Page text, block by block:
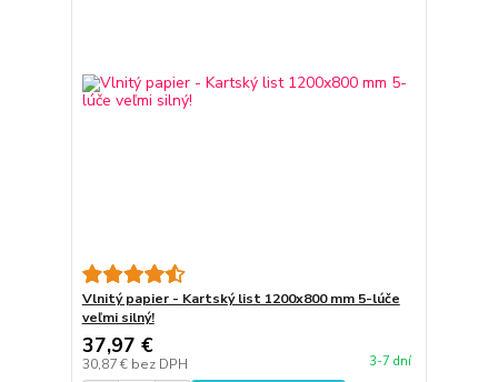
Vlnitý papier - Kartský list 1200x800 mm 5-lúče
veľmi silný!
37,97 €
30,87 € bez DPH 3-7 dní